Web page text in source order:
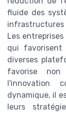
fluide des
Les
qui favorisent
diverses
favorise non
l'innovation
dynamique, il
leurs